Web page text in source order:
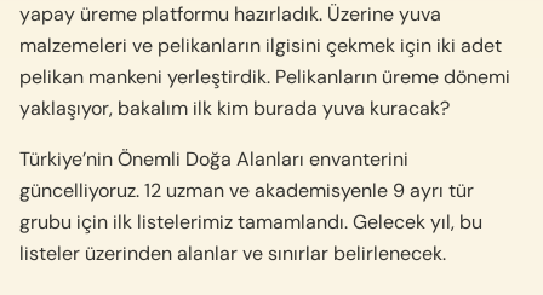
yapay üreme platformu hazırladık. Üzerine yuva
malzemeleri ve pelikanların ilgisini çekmek için iki adet
pelikan mankeni yerleştirdik. Pelikanların üreme dönemi
yaklaşıyor, bakalım ilk kim burada yuva kuracak?
Türkiye’nin Önemli Doğa Alanları envanterini
güncelliyoruz. 12 uzman ve akademisyenle 9 ayrı tür
grubu için ilk listelerimiz tamamlandı. Gelecek yıl, bu
listeler üzerinden alanlar ve sınırlar belirlenecek.